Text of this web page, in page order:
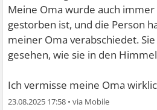
Meine Oma wurde auch
gestorben ist, und die Person
meiner Oma verabschiedet.
gesehen, wie sie in den
Ich vermisse meine Oma
23.08.2025 17:58 •